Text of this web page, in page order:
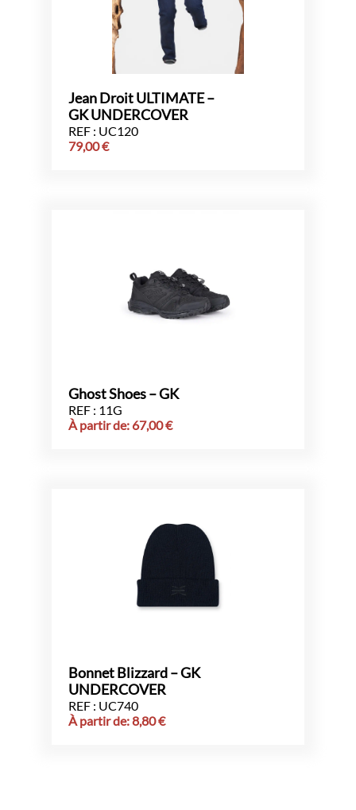
Jean Droit ULTIMATE –
GK UNDERCOVER
REF : UC120
79,00€
Ghost Shoes – GK
REF : 11G
À partir de: 67,00€
Bonnet Blizzard – GK
UNDERCOVER
REF : UC740
À partir de:8,80€